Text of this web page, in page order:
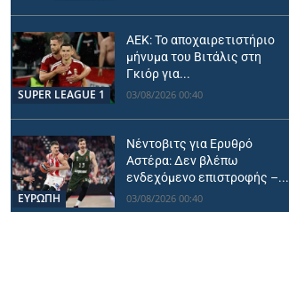
SUPER LEAGUE 1
ΑΕΚ: Το αποχαιρετιστήριο
μήνυμα του Βιτάλις στη
Γκιόρ για...
03/08/2026 00:40
ΕΥΡΩΠΗ
Νέντοβιτς για Ερυθρό
Αστέρα: Δεν βλέπω
ενδεχόμενο επιστροφής –...
03/08/2026 00:40